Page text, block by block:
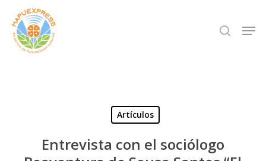
Skip
main
search
Artículos
Entrevista con el sociólogo
Close